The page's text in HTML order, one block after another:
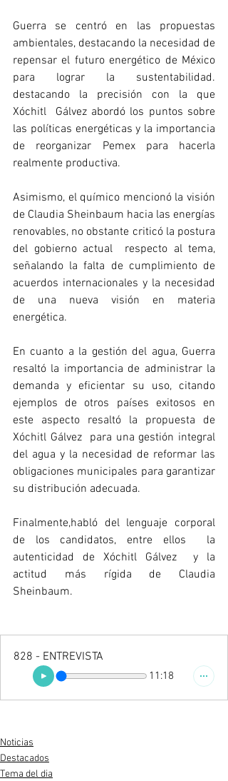
Guerra se centró en las propuestas
ambientales, destacando la necesidad de
repensar el futuro energético de México
para lograr la sustentabilidad.
destacando la precisión con la que
Xóchitl  Gálvez abordó los puntos sobre
las políticas energéticas y la importancia
de reorganizar Pemex para hacerla
realmente productiva.
Asimismo, el químico mencionó la visión
de Claudia Sheinbaum hacia las energías
renovables, no obstante criticó la postura
del gobierno actual  respecto al tema,
señalando la falta de cumplimiento de
acuerdos internacionales y la necesidad
de una nueva visión en materia
energética.
En cuanto a la gestión del agua, Guerra
resaltó la importancia de administrar la
demanda y eficientar su uso, citando
ejemplos de otros países exitosos en
este aspecto resaltó la propuesta de
Xóchitl Gálvez  para una gestión integral
del agua y la necesidad de reformar las
obligaciones municipales para garantizar
su distribución adecuada.
Finalmente,habló del lenguaje corporal
de los candidatos, entre ellos  la
autenticidad de Xóchitl Gálvez  y la
actitud más rígida de Claudia
Sheinbaum.
828 - ENTREVISTA
11:18
Noticias
Destacados
Tema del dia